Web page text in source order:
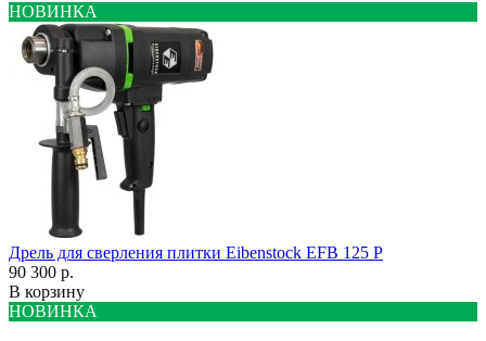
НОВИНКА
Дрель для сверления плитки Eibenstock EFB 125 P
90 300 р.
В корзину
НОВИНКА